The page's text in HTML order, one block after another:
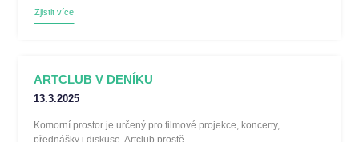
Zjistit více
ARTCLUB V DENÍKU
13.3.2025
Komorní prostor je určený pro filmové projekce, koncerty,
přednášky i diskuse. Artclub prostě…